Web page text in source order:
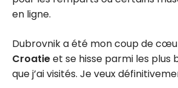
en ligne.
Dubrovnik a été mon coup de
Croatieet se hisse parmi les plus
que j’ai visités. Je veux